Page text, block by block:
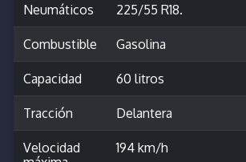
Neumáticos 225/55 R18.
Combustible Gasolina
Capacidad 60 litros
Tracción Delantera
Velocidad
194 km/h